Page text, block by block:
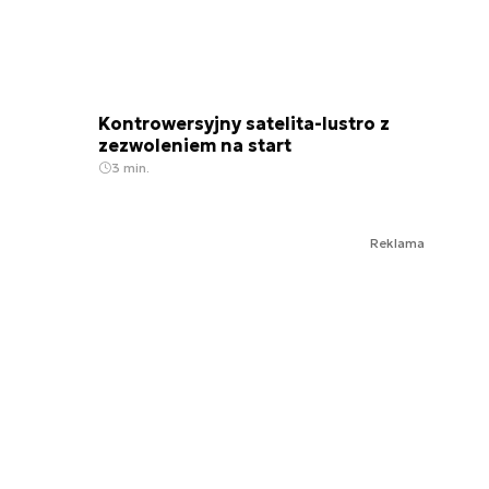
Kontrowersyjny satelita-lustro z
zezwoleniem na start
3 min.
Reklama